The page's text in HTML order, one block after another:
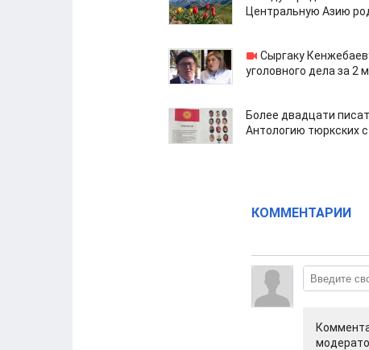
Центральную Азию
Сыргаку
уголовного дела за 2
Более двадцати
Антологию тюркских
КОММЕНТАРИИ